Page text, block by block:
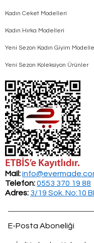
Kadın Ceket Modelleri
Kadın Hırka Modelleri
Yeni Sezon Kadın Giyim
Yeni Sezon Koleksiyon Ürünler
Mail:
Telefon:0553 370 19 88
Adres: 3/19 Sok. No:10
E-Posta Aboneliği